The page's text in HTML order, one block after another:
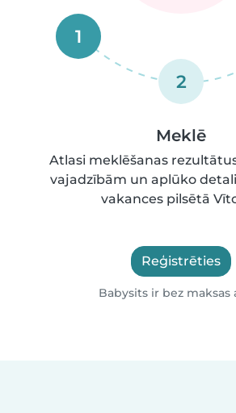
1
2
Meklē
Atlasi meklēšanas
vajadzībām un aplūko
vakances pilsētā
Reģistrēties
Babysits ir bez maksas